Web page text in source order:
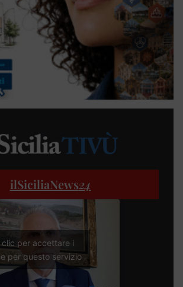
ilSiciliaNews24
clic per accettare i
per questo servizio